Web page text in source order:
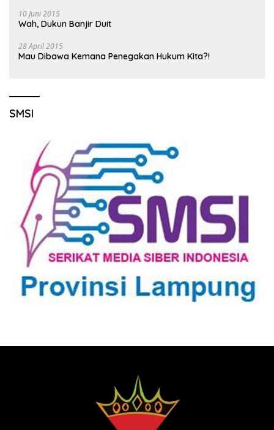
10 Juni 2015
Wah, Dukun Banjir Duit
28 April 2015
Mau Dibawa Kemana Penegakan Hukum Kita?!
SMSI